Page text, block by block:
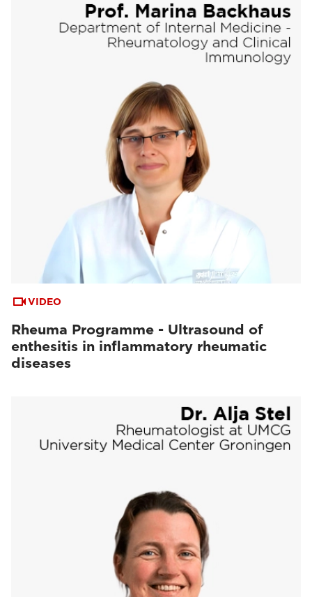
VIDEO
Rheuma Programme - Ultrasound of
enthesitis in inflammatory rheumatic
diseases